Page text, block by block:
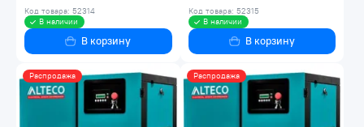
Код товара: 52314
В наличии
В корзину
Код товара: 52315
В наличии
В корзину
Распродажа Распродажа